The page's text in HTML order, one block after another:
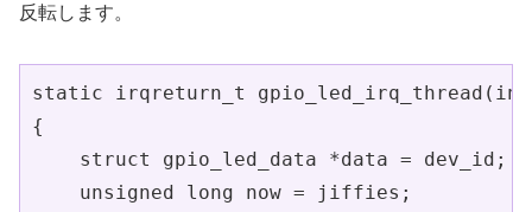
反転します。
static irqreturn_t
{
    struct gpio_led_data *data = dev_id;
    unsigned long now = jiffies;